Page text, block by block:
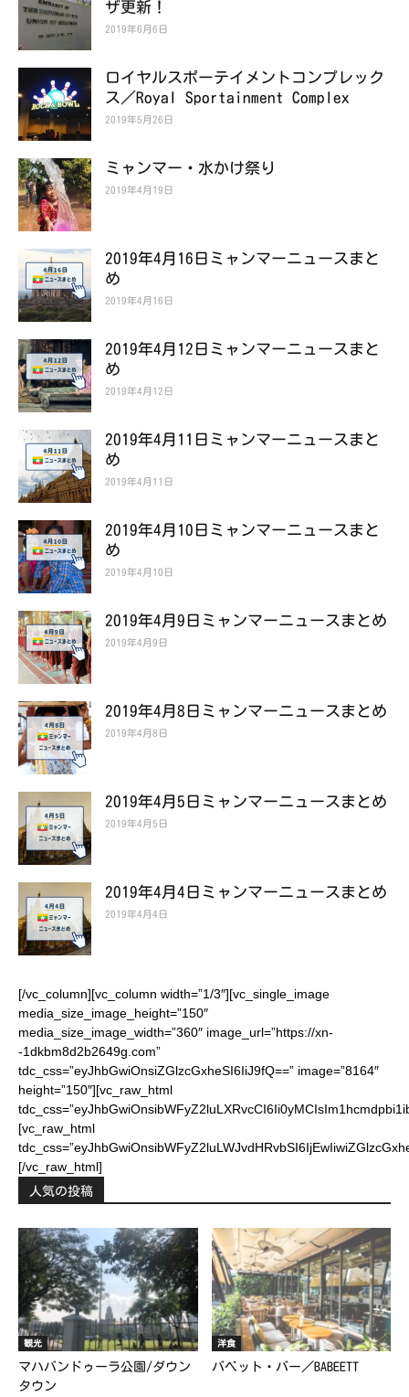
ザ更新！
2019年6月6日
ロイヤルスポーテイメントコンプレック
ス／Royal Sportainment Complex
2019年5月26日
ミャンマー・水かけ祭り
2019年4月19日
2019年4月16日ミャンマーニュースまと
め
2019年4月16日
2019年4月12日ミャンマーニュースまと
め
2019年4月12日
2019年4月11日ミャンマーニュースまと
め
2019年4月11日
2019年4月10日ミャンマーニュースまと
め
2019年4月10日
2019年4月9日ミャンマーニュースまとめ
2019年4月9日
2019年4月8日ミャンマーニュースまとめ
2019年4月8日
2019年4月5日ミャンマーニュースまとめ
2019年4月5日
2019年4月4日ミャンマーニュースまとめ
2019年4月4日
[/vc_column][vc_column width=”1/3″][vc_single_image
media_size_image_height=”150″
media_size_image_width=”360″ image_url=”https://xn-
-1dkbm8d2b2649g.com”
tdc_css=”eyJhbGwiOnsiZGlzcGxheSI6IiJ9fQ==” image=”8164″
height=”150″][vc_raw_html
[vc_raw_html
[/vc_raw_html]
人気の投稿
観光
マハバンドゥーラ公園/ダウン
タウン
洋食
バベット・バー／BABEETT